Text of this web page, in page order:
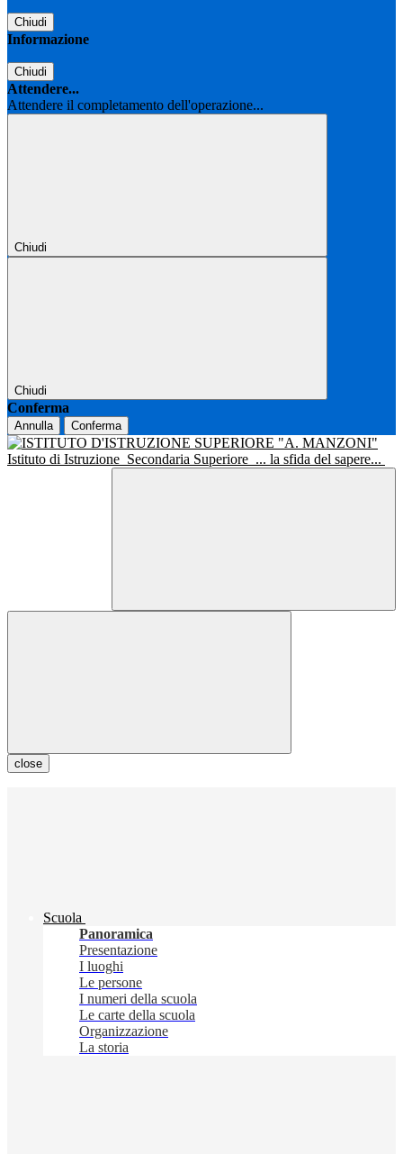
Chiudi
Informazione
Chiudi
Attendere...
Attendere il completamento dell'operazione...
Chiudi
Chiudi
Conferma
Annulla Conferma
Istituto di Istruzione Secondaria Superiore ... la sfida del sapere...
close
Scuola
Panoramica
Presentazione
I luoghi
Le persone
I numeri della scuola
Le carte della scuola
Organizzazione
La storia